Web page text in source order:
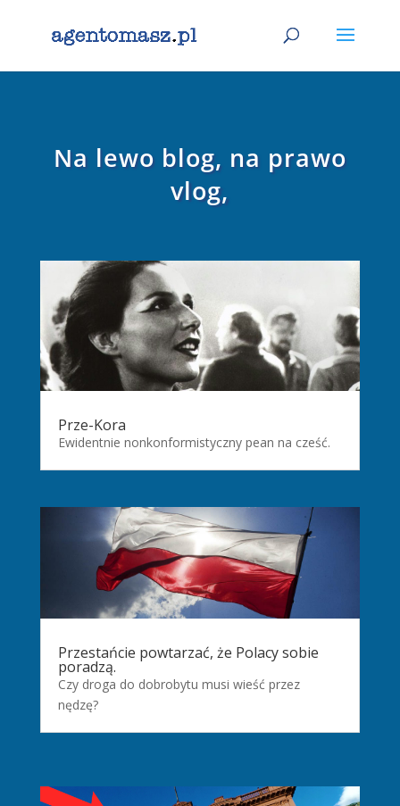
Na lewo blog, na prawo
vlog,
Prze-Kora
Ewidentnie nonkonformistyczny pean na cześć.
Przestańcie powtarzać, że Polacy sobie
poradzą.
Czy droga do dobrobytu musi wieść przez
nędzę?